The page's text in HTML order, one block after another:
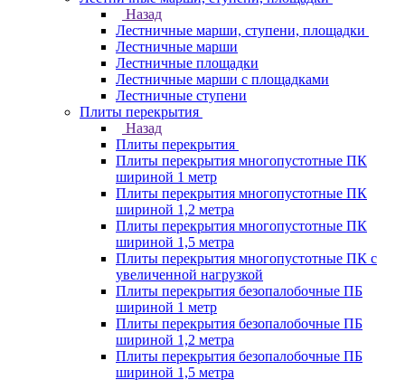
Назад
Лестничные марши, ступени, площадки
Лестничные марши
Лестничные площадки
Лестничные марши с площадками
Лестничные ступени
Плиты перекрытия
Назад
Плиты перекрытия
Плиты перекрытия многопустотные ПК
шириной 1 метр
Плиты перекрытия многопустотные ПК
шириной 1,2 метра
Плиты перекрытия многопустотные ПК
шириной 1,5 метра
Плиты перекрытия многопустотные ПК с
увеличенной нагрузкой
Плиты перекрытия безопалобочные ПБ
шириной 1 метр
Плиты перекрытия безопалобочные ПБ
шириной 1,2 метра
Плиты перекрытия безопалобочные ПБ
шириной 1,5 метра